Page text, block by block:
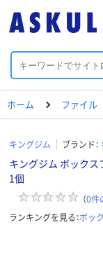
ホーム ファイル
キングジム ブランド：
キングジム ボックス
1個
（0件
ランキングを見る：ボッ